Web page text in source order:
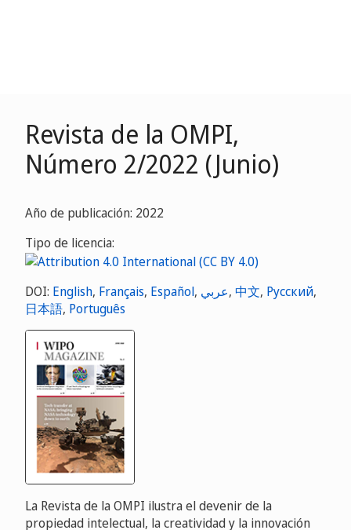
Revista de la OMPI,
Número 2/2022 (Junio)
Año de publicación: 2022
Tipo de licencia:
DOI: English, Français, Español, عربي, 中文, Русский,
日本語, Português
La Revista de la OMPI ilustra el devenir de la
propiedad intelectual, la creatividad y la innovación